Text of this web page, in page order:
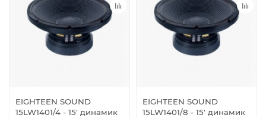
EIGHTEEN SOUND
15LW1401/4 - 15' динамик
EIGHTEEN SOUND
15LW1401/8 - 15' динамик